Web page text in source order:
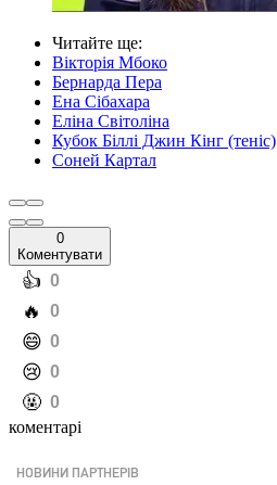
Читайте ще:
Вікторія Мбоко
Бернарда Пера
Ена Сібахара
Еліна Світоліна
Кубок Біллі Джин Кінг (теніс)
Соней Картал
0
Коментувати
️👍 0
️🔥 0
️😄 0
️😢 0
️🤬 0
коментарі